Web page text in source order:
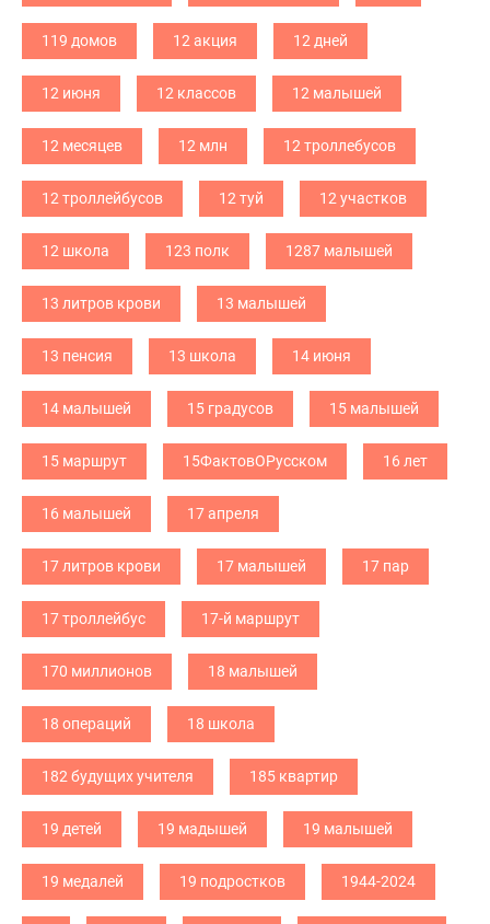
119 домов 12 акция 12 дней
12 июня 12 классов 12 малышей
12 месяцев 12 млн 12 троллебусов
12 троллейбусов 12 туй 12 участков
12 школа 123 полк 1287 малышей
13 литров крови 13 малышей
13 пенсия 13 школа 14 июня
14 малышей 15 градусов 15 малышей
15 маршрут 15ФактовОРусском 16 лет
16 малышей 17 апреля
17 литров крови 17 малышей 17 пар
17 троллейбус 17-й маршрут
170 миллионов 18 малышей
18 операций 18 школа
182 будущих учителя 185 квартир
19 детей 19 мадышей 19 малышей
19 медалей 19 подростков 1944-2024